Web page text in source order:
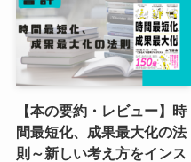
【本の要約・レビュー】時
間最短化、成果最大化の法
則～新しい考え方をインス